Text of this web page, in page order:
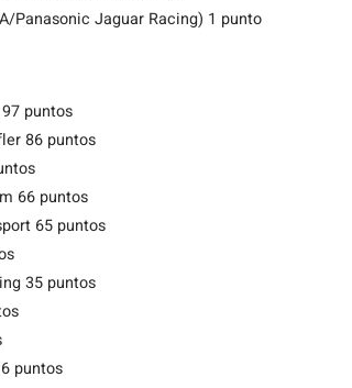
Panasonic Jaguar Racing) 1 punto
puntos
86 puntos
66 puntos
65 puntos
35 puntos
puntos